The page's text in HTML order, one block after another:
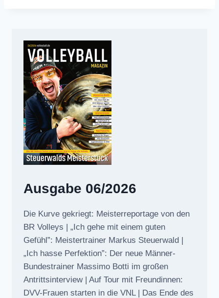
Ausgabe 06/2026
Die Kurve gekriegt: Meisterreportage von den
BR Volleys | „Ich gehe mit einem guten
Gefühl”: Meistertrainer Markus Steuerwald |
„Ich hasse Perfektion”: Der neue Männer-
Bundestrainer Massimo Botti im großen
Antrittsinterview | Auf Tour mit Freundinnen:
DVV-Frauen starten in die VNL | Das Ende des